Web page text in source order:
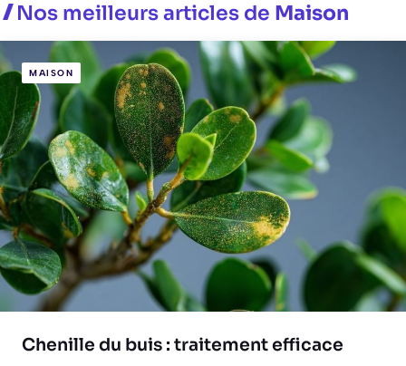
Nos meilleurs articles de Maison
MAISON
Chenille du buis : traitement efficace